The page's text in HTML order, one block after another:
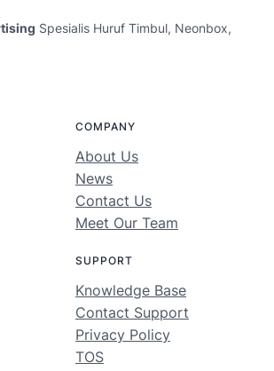
Spesialis Huruf Timbul, Neonbox,
COMPANY
About Us
News
Contact Us
Meet Our Team
SUPPORT
Knowledge Base
Contact Support
Privacy Policy
TOS